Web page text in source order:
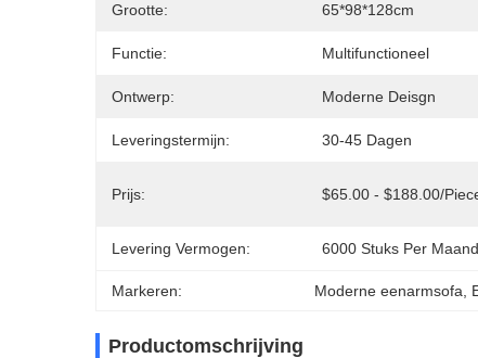
Grootte: 65*98*128cm
Functie: Multifunctioneel
Ontwerp: Moderne Deisgn
Leveringstermijn: 30-45 Dagen
Prijs: $65.00 - $188.00/
Levering Vermogen: 6000 Stuks Per Maand
Markeren: Moderne eenarmsofa
Productomschrijving